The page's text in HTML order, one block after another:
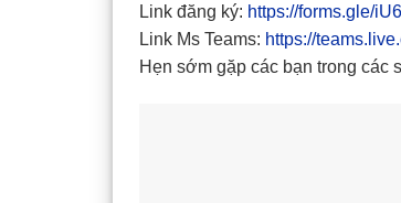
Link đăng ký: https://forms.gle/
Link Ms Teams: https://
Hẹn sớm gặp các bạn trong các